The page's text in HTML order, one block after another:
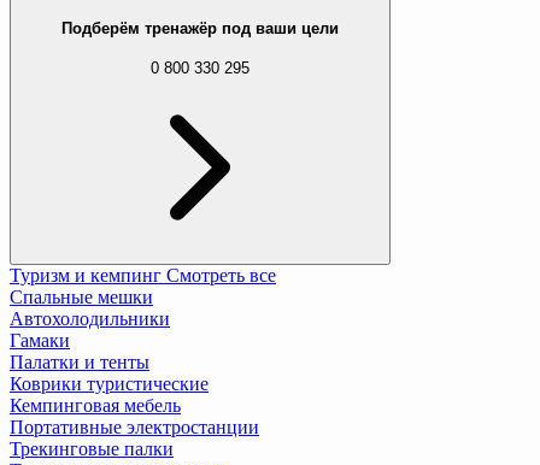
Подберём тренажёр под ваши цели
0 800 330 295
Туризм и кемпинг Смотреть все
Спальные мешки
Автохолодильники
Гамаки
Палатки и тенты
Коврики туристические
Кемпинговая мебель
Портативные электростанции
Трекинговые палки